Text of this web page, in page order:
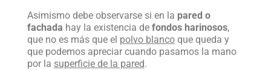
Asimismo debe observarse si en la pared o
fachada hay la existencia de fondos harinosos,
que no es más que el polvo blancoque queda y
que podemos apreciar cuando pasamos la mano
por la superficie de la pared.